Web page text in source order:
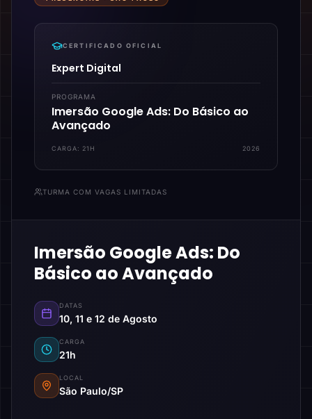
CERTIFICADO OFICIAL
Expert Digital
PROGRAMA
Imersão Google Ads: Do Básico ao
Avançado
CARGA: 21H 2026
TURMA COM VAGAS LIMITADAS
Imersão Google Ads: Do
Básico ao Avançado
DATAS
10, 11 e 12 de Agosto
CARGA
21h
LOCAL
São Paulo/SP